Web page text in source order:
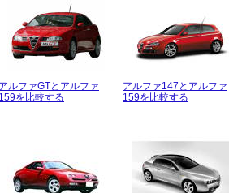
アルファGTとアルファ
159を比較する
アルファ147とアルファ
159を比較する